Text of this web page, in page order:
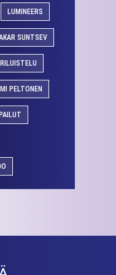
LUMINEERS
SUNTSEV
PELTONEN